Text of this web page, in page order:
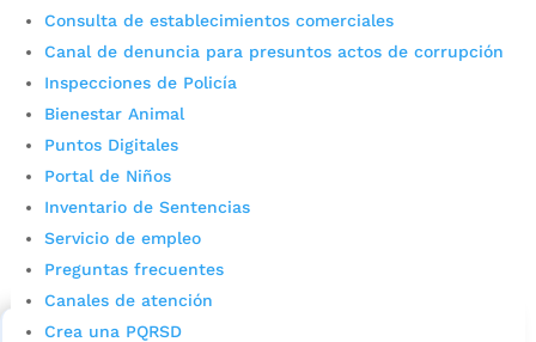
Consulta de establecimientos comerciales
Canal de denuncia para presuntos actos de corrupción
Inspecciones de Policía
Bienestar Animal
Puntos Digitales
Portal de Niños
Inventario de Sentencias
Servicio de empleo
Preguntas frecuentes
Canales de atención
Crea una PQRSD
Cupos Escolares Bucaramanga 2022
Consulta aqui los pasos para inscribirse y solicitar un
cupo escolar en los colegios oficiales de
Bucaramanga.